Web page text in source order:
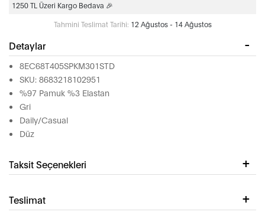
1250 TL Üzeri Kargo Bedava 🎉
Tahmini Teslimat Tarihi: 12 Ağustos - 14 Ağustos
Detaylar
8EC68T405SPKM301STD
SKU: 8683218102951
%97 Pamuk %3 Elastan
Gri
Daily/Casual
Düz
Taksit Seçenekleri
Teslimat